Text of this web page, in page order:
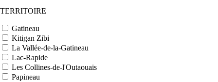
TERRITOIRE
Gatineau
Kitigan Zibi
La Vallée-de-la-Gatineau
Lac-Rapide
Les Collines-de-l'Outaouais
Papineau